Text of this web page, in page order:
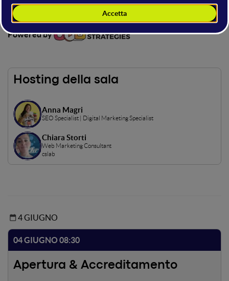
e i risultati.
Powered by
Hosting della sala
Anna Magri
SEO Specialist | Digital Marketing Specialist
Chiara Storti
Web Marketing Consultant
cslab
4 GIUGNO
04 GIUGNO 08:30
Apertura & Accreditamento